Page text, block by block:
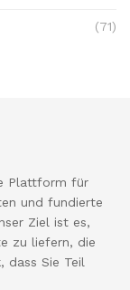
(71)
Plattform für
und fundierte
Ziel ist es,
zu liefern, die
dass Sie Teil